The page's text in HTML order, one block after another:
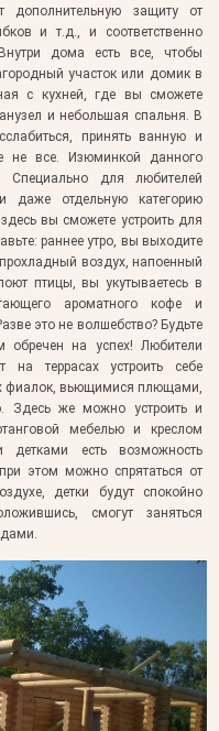
дополнительную защиту от
и т.д., и соответственно
дома есть все, чтобы
участок или домик в
с кухней, где вы сможете
и небольшая спальня. В
принять ванную и
не все. Изюминкой данного
Специально для любителей
даже отдельную категорию
вы сможете устроить для
раннее утро, вы выходите
воздух, напоенный
птицы, вы укутываетесь в
ароматного кофе и
это не волшебство? Будьте
обречен на успех! Любители
на террасах устроить себе
фиалок, вьющимися плющами,
Здесь же можно устроить и
мебелью и креслом
есть возможность
этом можно спрятаться от
детки будут спокойно
смогут заняться